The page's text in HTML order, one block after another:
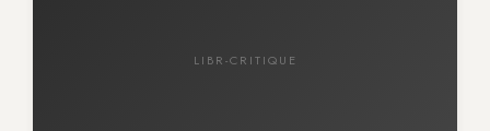
LIBR-CRITIQUE